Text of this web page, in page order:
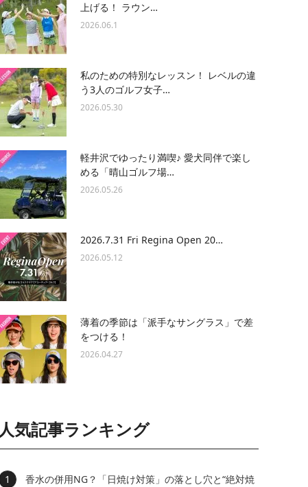
上げる！ ラウン…
2026.06.1
私のための特別なレッスン！ レベルの違
う3人のゴルフ女子…
2026.05.30
軽井沢でゆったり満喫♪ 愛犬同伴で楽し
める「晴山ゴルフ場…
2026.05.26
2026.7.31 Fri Regina Open 20…
2026.05.12
薄着の季節は「派手なサングラス」で差
をつける！
2026.04.27
人気記事ランキング
香水の併用NG？「日焼け対策」の落とし穴と“絶対焼